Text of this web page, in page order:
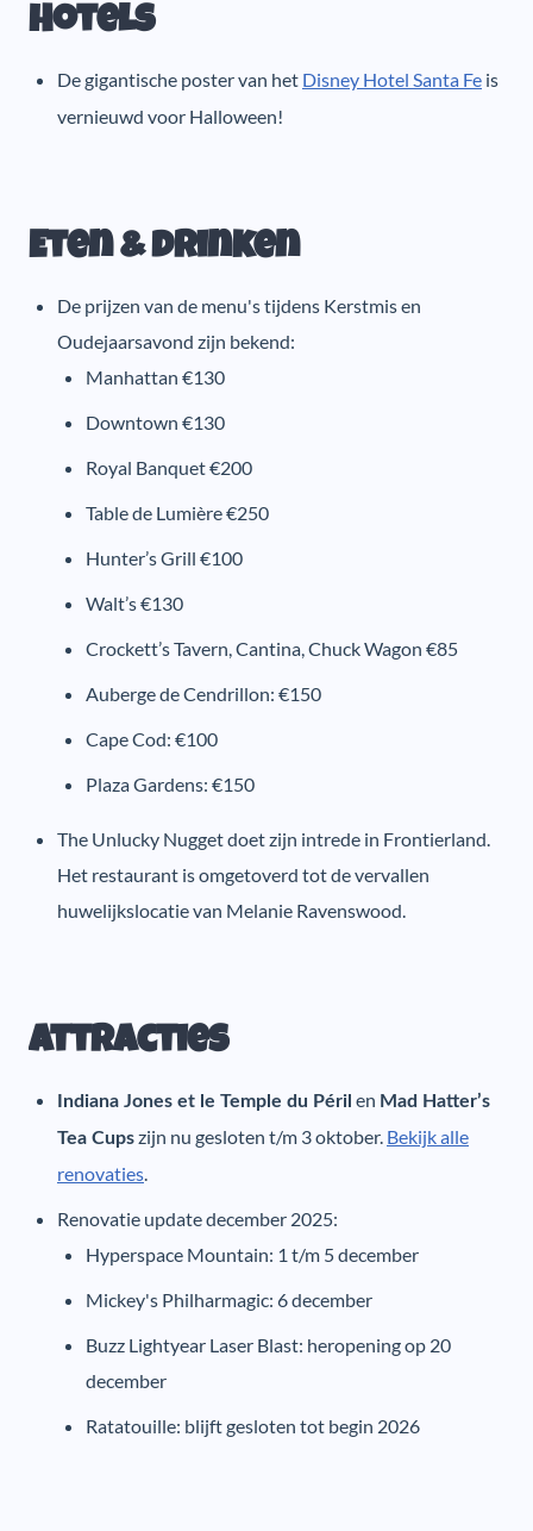
Hotels
De gigantische poster van het Disney Hotel Santa Fe is
vernieuwd voor Halloween!
Eten & drinken
De prijzen van de menu's tijdens Kerstmis en
Oudejaarsavond zijn bekend:
Manhattan €130
Downtown €130
Royal Banquet €200
Table de Lumière €250
Hunter’s Grill €100
Walt’s €130
Crockett’s Tavern, Cantina, Chuck Wagon €85
Auberge de Cendrillon: €150
Cape Cod: €100
Plaza Gardens: €150
The Unlucky Nugget doet zijn intrede in Frontierland.
Het restaurant is omgetoverd tot de vervallen
huwelijkslocatie van Melanie Ravenswood.
Attracties
Indiana Jones et le Temple du Péril en Mad Hatter’s
Tea Cupszijn nu gesloten t/m 3 oktober. Bekijk alle
renovaties.
Renovatie update december 2025:
Hyperspace Mountain: 1 t/m 5 december
Mickey's Philharmagic: 6 december
Buzz Lightyear Laser Blast: heropening op 20
december
Ratatouille: blijft gesloten tot begin 2026